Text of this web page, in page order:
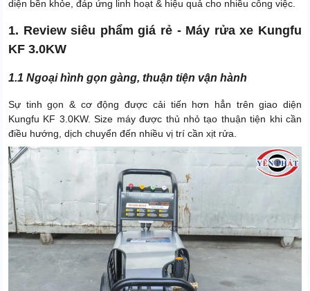
diện bền khỏe, đáp ứng linh hoạt & hiệu quả cho nhiều công việc.
1. Review siêu phẩm giá rẻ - Máy rửa xe Kungfu
KF 3.0KW
1.1 Ngoại hình gọn gàng, thuận tiện vận hành
Sự tinh gọn & cơ động được cải tiến hơn hẳn trên giao diện
Kungfu KF 3.0KW. Size máy được thủ nhỏ tạo thuận tiện khi cần
điều hướng, dịch chuyển đến nhiều vị trí cần xịt rửa.